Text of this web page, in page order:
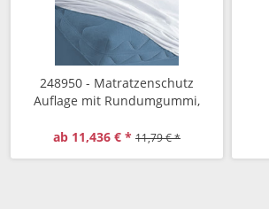
248950 - Matratzenschutz
Auflage mit Rundumgummi,
ab 11,436 € * 11,79 € *